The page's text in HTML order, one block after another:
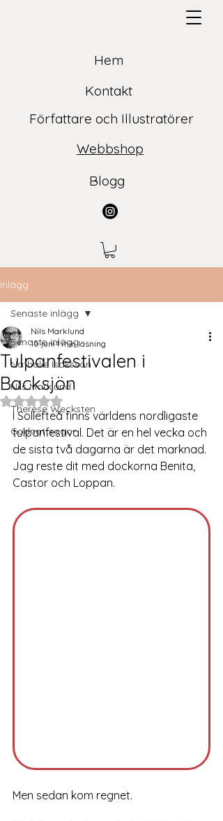
Hem
Kontakt
Webbshop
Författare och Illustratörer
Blogg
Inlägg
Senaste inlägg
Nathalie Isaksson
Nils Marklund
Therese Wecksten
Godnattsagor
Senaste inlägg
Tulpanfestivalen i
Backsjön
Nils Marklund
10 juni1 min läsning
Betygsatt till NaN av 5 stjärnor.
I Sollefteå finns världens nordligaste
tulpanfestival. Det är en hel vecka och
de sista två dagarna är det marknad.
Jag reste dit med dockorna Benita,
Castor och Loppan.
Men sedan kom regnet.